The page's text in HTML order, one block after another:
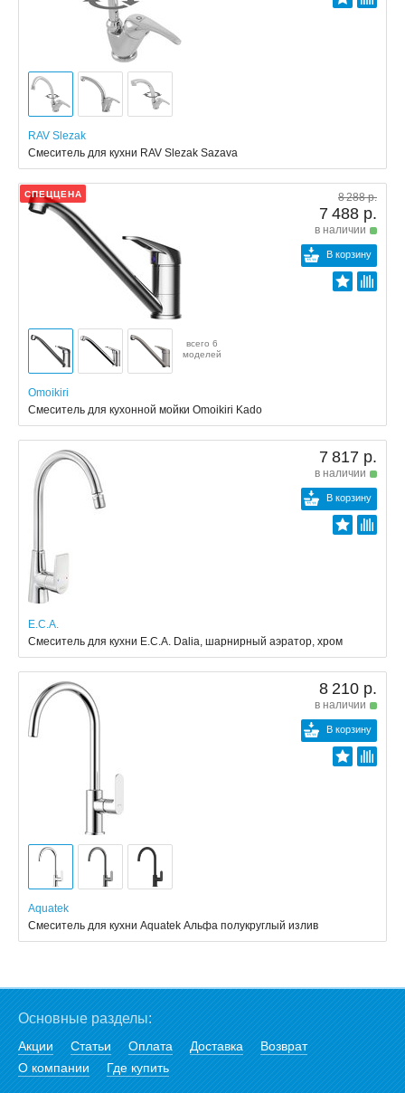
RAV Slezak
Смеситель для кухни RAV Slezak Sazava
СПЕЦЦЕНА 8 288 р.
7 488 р.
в наличии
В корзину
всего 6
моделей
Omoikiri
Смеситель для кухонной мойки Omoikiri Kado
7 817 р.
в наличии
В корзину
E.C.A.
Смеситель для кухни E.C.A. Dalia, шарнирный аэратор, хром
8 210 р.
в наличии
В корзину
Aquatek
Смеситель для кухни Aquatek Альфа полукруглый излив
Основные разделы:
Акции Статьи Оплата Доставка
Возврат
О компании
Где купить